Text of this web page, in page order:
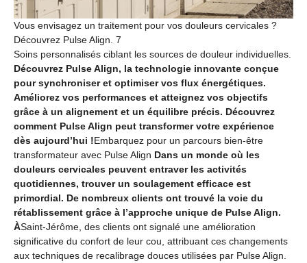
Vous envisagez un traitement pour vos douleurs cervicales ?
Découvrez Pulse Align. 7
Soins personnalisés ciblant les sources de douleur individuelles.
Découvrez Pulse Align, la technologie innovante conçue
pour synchroniser et optimiser vos flux énergétiques.
Améliorez vos performances et atteignez vos objectifs
grâce à un alignement et un équilibre précis. Découvrez
comment Pulse Align peut transformer votre expérience
dès aujourd’hui !Embarquez pour un parcours bien-être
transformateur avec Pulse Align Dans un monde où les
douleurs cervicales peuvent entraver les activités
quotidiennes, trouver un soulagement efficace est
primordial. De nombreux clients ont trouvé la voie du
rétablissement grâce à l’approche unique de Pulse Align.
ÀSaint-Jérôme, des clients ont signalé une amélioration
significative du confort de leur cou, attribuant ces changements
aux techniques de recalibrage douces utilisées par Pulse Align.